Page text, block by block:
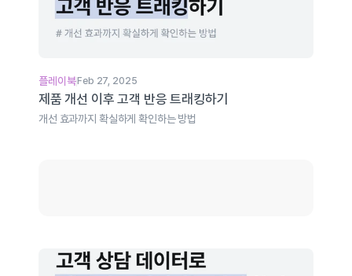
플레이북 Feb 27, 2025
제품 개선 이후 고객 반응 트래킹하기
개선 효과까지 확실하게 확인하는 방법